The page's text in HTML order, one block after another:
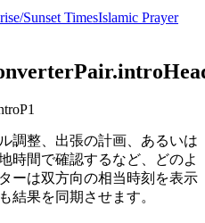
Sunset TimesIslamic Prayer
調整、出張の計画、あるいは
時間で確認するなど、どのよ
ーは双方向の相当時刻を表示
結果を同期させます。